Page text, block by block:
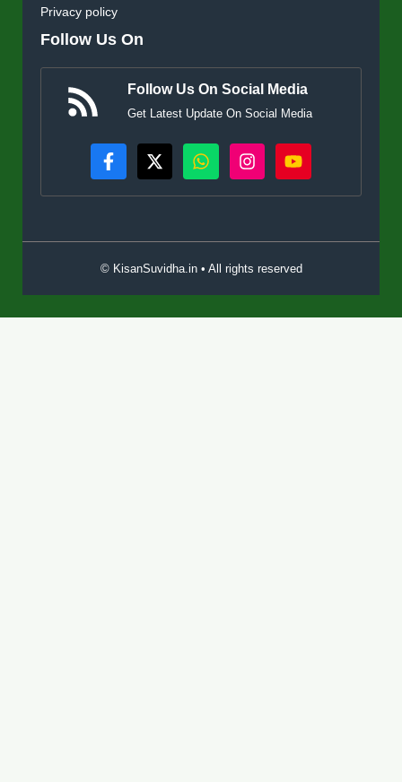
Privacy policy
Follow Us On
Follow Us On Social Media
Get Latest Update On Social Media
© KisanSuvidha.in • All rights reserved